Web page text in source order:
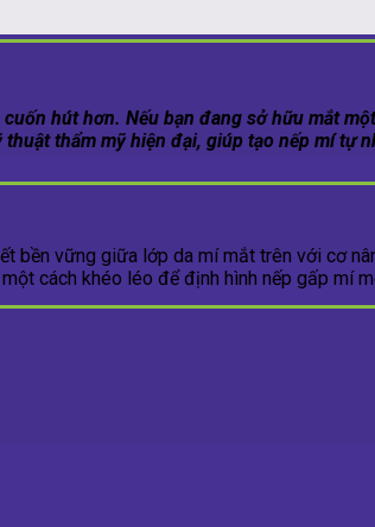
hút hơn. Nếu bạn đang sở hữu mắt
thẩm mỹ hiện đại, giúp tạo nếp mí tự
vững giữa lớp da mí mắt trên với cơ
cách khéo léo để định hình nếp gấp mí